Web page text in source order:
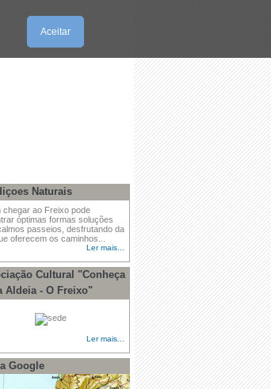
Aceitar
Naturais
chegar ao Freixo pode
óptimas formas soluções
passeios, desfrutando da
oferecem os caminhos...
Ler mais...
Cultural "Conheça
Aldeia - O Freixo"
Ler mais...
Google